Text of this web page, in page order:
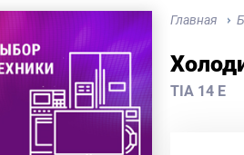
Главная
TIA 14 E